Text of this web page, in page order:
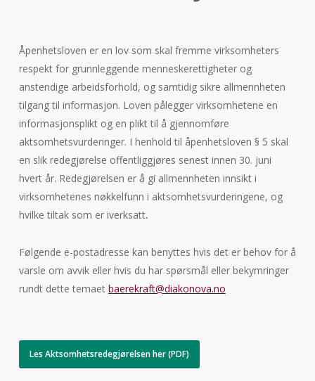
Åpenhetsloven er en lov som skal fremme virksomheters
respekt for grunnleggende menneskerettigheter og
anstendige arbeidsforhold, og samtidig sikre allmennheten
tilgang til informasjon. Loven pålegger virksomhetene en
informasjonsplikt og en plikt til å gjennomføre
aktsomhetsvurderinger. I henhold til åpenhetsloven § 5 skal
en slik redegjørelse offentliggjøres senest innen 30. juni
hvert år. Redegjørelsen er å gi allmennheten innsikt i
virksomhetenes nøkkelfunn i aktsomhetsvurderingene, og
hvilke tiltak som er iverksatt.
Følgende e-postadresse kan benyttes hvis det er behov for å
varsle om avvik eller hvis du har spørsmål eller bekymringer
rundt dette temaet baerekraft@diakonova.no
Les Aktsomhetsredegjørelsen her (PDF)